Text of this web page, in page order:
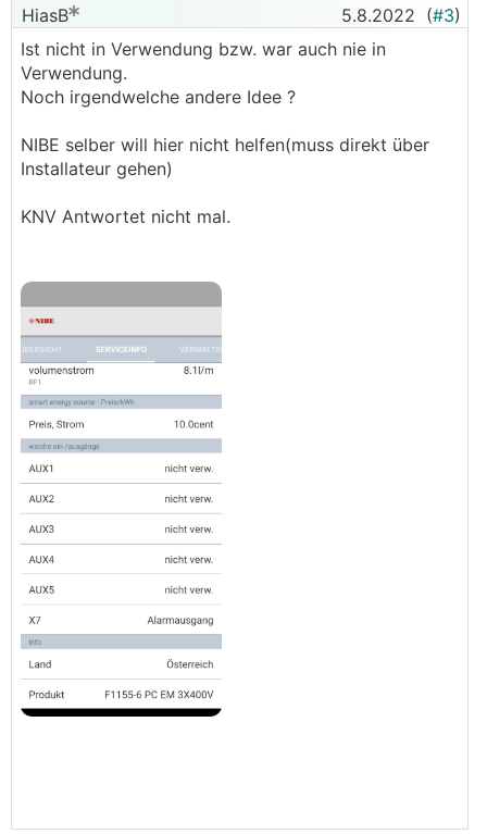
HiasB 5.8.2022 (#3)
Ist nicht in Verwendung bzw. war auch nie in
Verwendung.
Noch irgendwelche andere Idee ?
NIBE selber will hier nicht helfen(muss direkt über
Installateur gehen)
KNV Antwortet nicht mal.